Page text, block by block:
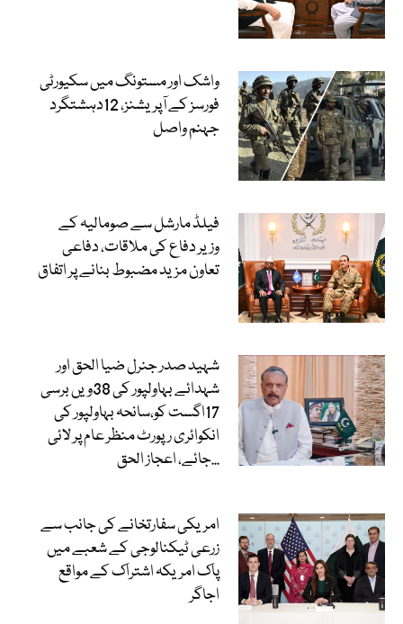
واشک اور مستونگ میں سکیورٹی
فورسز کے آپریشنز، 12دہشتگرد
جہنم واصل
فیلڈ مارشل سے صومالیہ کے
وزیر دفاع کی ملاقات، دفاعی
تعاون مزید مضبوط بنانے پر اتفاق
شہید صدر جنرل ضیا الحق اور
شہدائے بہاولپور کی 38ویں برسی
17اگست کو،سانحہ بہاولپور کی
انکوائری رپورٹ منظر عام پر لائی
جائے، اعجاز الحق...
امریکی سفارتخانے کی جانب سے
زرعی ٹیکنالوجی کے شعبے میں
پاک امریکہ اشتراک کے مواقع
اجاگر